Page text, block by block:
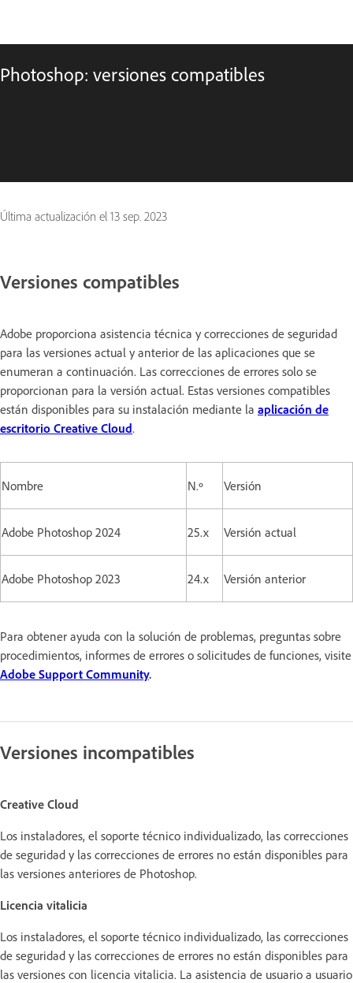
Photoshop: versiones compatibles
Última actualización el 13 sep. 2023
Versiones compatibles
Adobe proporciona asistencia técnica y correcciones de seguridad
para las versiones actual y anterior de las aplicaciones que se
enumeran a continuación. Las correcciones de errores solo se
proporcionan para la versión actual. Estas versiones compatibles
están disponibles para su instalación mediante la aplicación de
escritorio Creative Cloud.
Nombre N.º Versión
Adobe Photoshop 2024 25.x Versión actual
Adobe Photoshop 2023 24.x Versión anterior
Para obtener ayuda con la solución de problemas, preguntas sobre
procedimientos, informes de errores o solicitudes de funciones, visite
Adobe Support Community.
Versiones incompatibles
Creative Cloud
Los instaladores, el soporte técnico individualizado, las correcciones
de seguridad y las correcciones de errores no están disponibles para
las versiones anteriores de Photoshop.
Licencia vitalicia
Los instaladores, el soporte técnico individualizado, las correcciones
de seguridad y las correcciones de errores no están disponibles para
las versiones con licencia vitalicia. La asistencia de usuario a usuario